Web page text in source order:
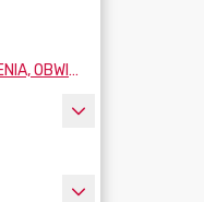
INFORMACJE, ZAWIADOMIENIA, OBWIESZCZENIA